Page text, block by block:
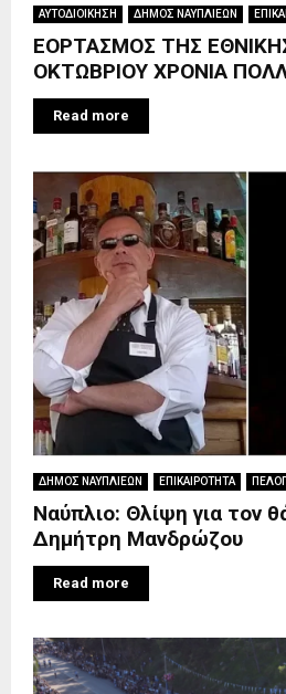
ΑΥΤΟΔΙΟΙΚΗΣΗ ΔΗΜΟΣ ΝΑΥΠΛΙΕΩΝ
ΕΟΡΤΑΣΜΟΣ ΤΗΣ
ΟΚΤΩΒΡΙΟΥ ΧΡΟΝΙΑ
Read more
ΔΗΜΟΣ ΝΑΥΠΛΙΕΩΝ ΕΠΙΚΑΙΡΟΤΗΤΑ
Ναύπλιο: Θλίψη για τον
Δημήτρη Μανδρώζου
Read more